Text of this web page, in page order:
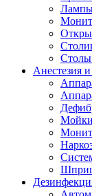
Лампы
Столы
Анестезия
Мойки